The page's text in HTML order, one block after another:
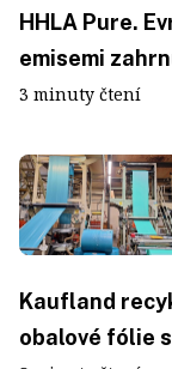
HHLA Pure.
emisemi
3 minuty čtení
Kaufland
obalové fólie